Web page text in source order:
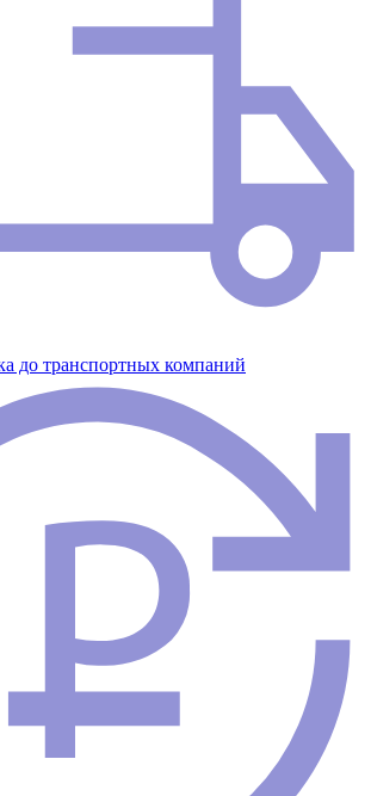
до транспортных компаний